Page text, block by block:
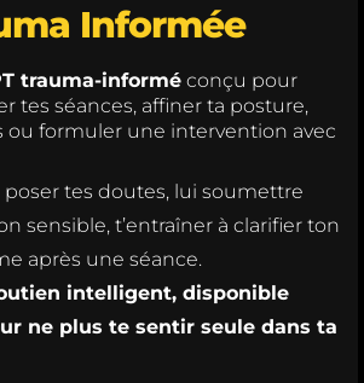
Informée
trauma-informé conçu pour
tes séances, affiner ta posture,
ou formuler une intervention avec
poser tes doutes, lui soumettre
sensible, t’entraîner à clarifier ton
après une séance.
intelligent, disponible
ne plus te sentir seule dans ta